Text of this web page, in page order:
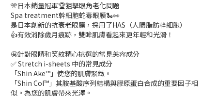
🎌日本銷量冠軍🏆狙擊眼角老化問題
Spa treatment幹細胞蛇毒眼膜🐍👀
是日本創新的抗衰老眼膜，採用了HAS（人體脂肪幹細胞）
👍有效消除歲月痕跡，雙眸肌膚看起來更年輕和光滑！
🤩針對眼睛和笑紋精心挑選的常見美容成分
✅ Stretch i-sheets 中的常見成分
「Shin Ake™️」使您的肌膚緊緻。
「Shin Col™️」其胺基酸序列結構與膠原蛋白合成的重要因子相
似。為您的肌膚帶來光澤。